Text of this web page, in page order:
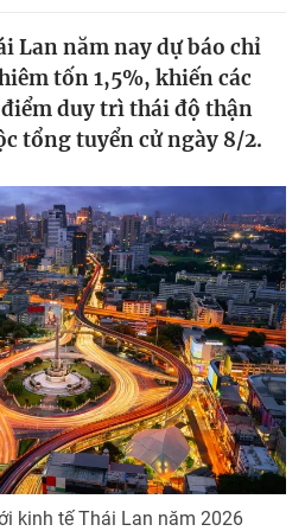
Lan năm nay dự báo chỉ
tốn 1,5%, khiến các
duy trì thái độ thận
tổng tuyển cử ngày 8/2.
kinh tế Thái Lan năm 2026